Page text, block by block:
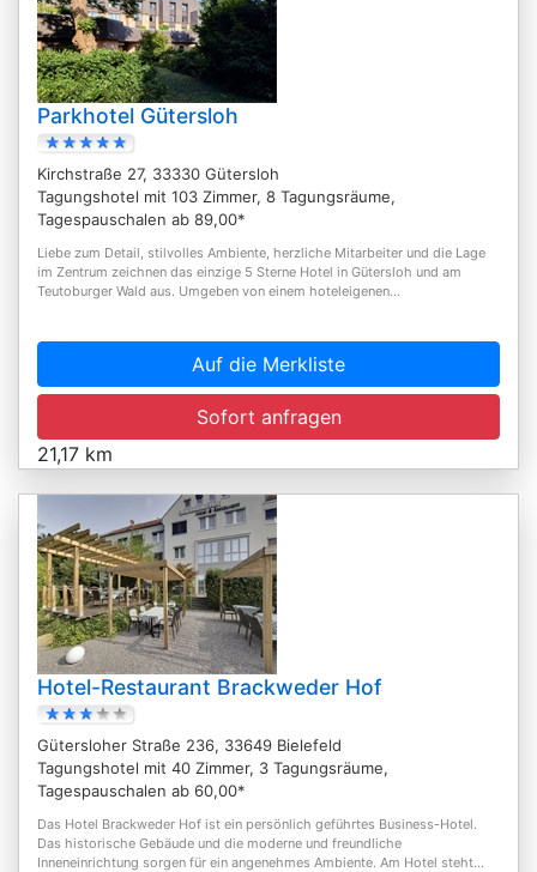
Parkhotel Gütersloh
Kirchstraße 27, 33330 Gütersloh
Tagungshotel mit 103 Zimmer, 8 Tagungsräume,
Tagespauschalen ab 89,00*
Liebe zum Detail, stilvolles Ambiente, herzliche Mitarbeiter und die Lage
im Zentrum zeichnen das einzige 5 Sterne Hotel in Gütersloh und am
Teutoburger Wald aus. Umgeben von einem hoteleigenen...
Auf die Merkliste
Sofort anfragen
21,17 km
Hotel-Restaurant Brackweder Hof
Gütersloher Straße 236, 33649 Bielefeld
Tagungshotel mit 40 Zimmer, 3 Tagungsräume,
Tagespauschalen ab 60,00*
Das Hotel Brackweder Hof ist ein persönlich geführtes Business-Hotel.
Das historische Gebäude und die moderne und freundliche
Inneneinrichtung sorgen für ein angenehmes Ambiente. Am Hotel steht...